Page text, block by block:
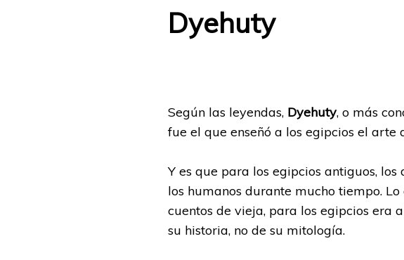
Dyehuty
Según las leyendas, Dyehuty, o más
fue el que enseñó a los egipcios el arte
Y es que para los egipcios antiguos,
los humanos durante mucho tiempo.
cuentos de vieja, para los egipcios
su historia, no de su mitología.